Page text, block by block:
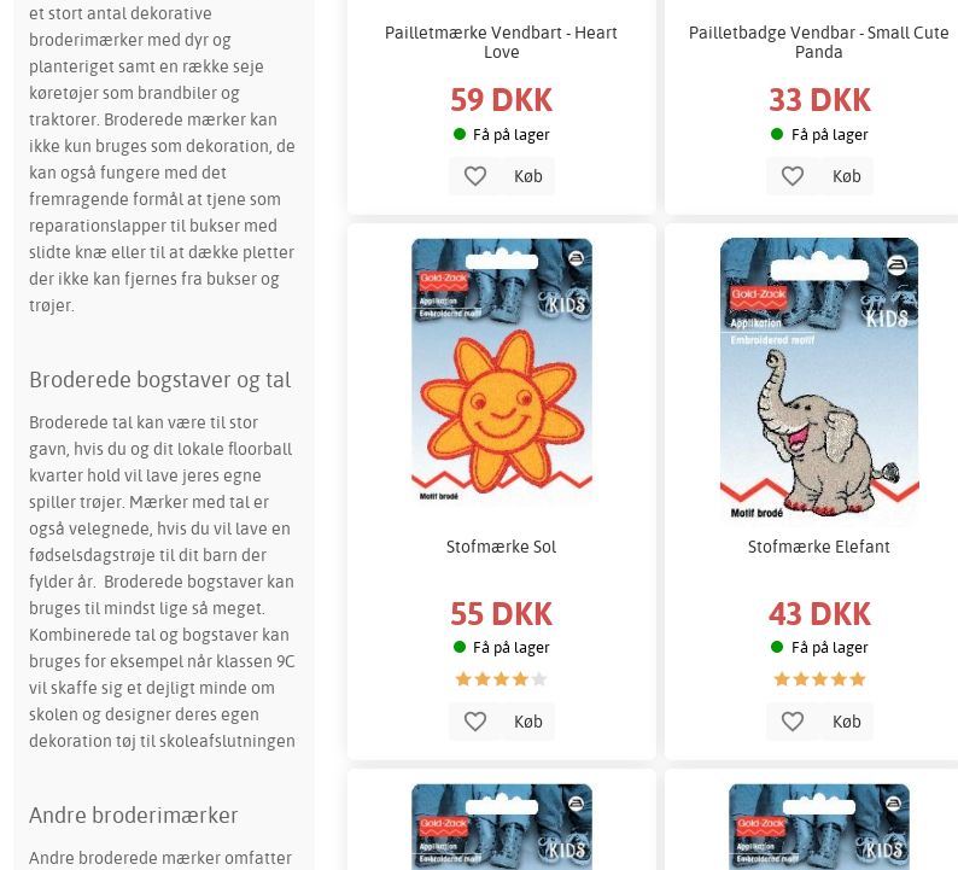
et stort antal dekorative
broderimærker med dyr og
planteriget samt en række seje
køretøjer som brandbiler og
traktorer. Broderede mærker kan
ikke kun bruges som dekoration, de
kan også fungere med det
fremragende formål at tjene som
reparationslapper til bukser med
slidte knæ eller til at dække pletter
der ikke kan fjernes fra bukser og
trøjer.
Broderede bogstaver og tal
Broderede tal kan være til stor
gavn, hvis du og dit lokale floorball
kvarter hold vil lave jeres egne
spiller trøjer. Mærker med tal er
også velegnede, hvis du vil lave en
fødselsdagstrøje til dit barn der
fylder år. Broderede bogstaver kan
bruges til mindst lige så meget.
Kombinerede tal og bogstaver kan
bruges for eksempel når klassen 9C
vil skaffe sig et dejligt minde om
skolen og designer deres egen
dekoration tøj til skoleafslutningen
Andre broderimærker
Andre broderede mærker omfatter
Pailletmærke Vendbart - Heart
Love
59 DKK
Få på lager
Køb
Pailletbadge Vendbar - Small Cute
Panda
33 DKK
Få på lager
Køb
Stofmærke Sol
55 DKK
Få på lager
Køb
Stofmærke Elefant
43 DKK
Få på lager
Køb